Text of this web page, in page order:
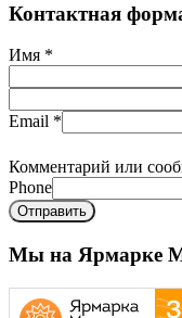
Контактная
Имя *
Email *
Комментарий или
Phone
Отправить
Мы на Ярмарке